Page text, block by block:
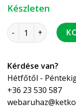
Készleten
átalakító idom 1/2
Kérdése van?
Hétfőtől -
+36 23 530 587